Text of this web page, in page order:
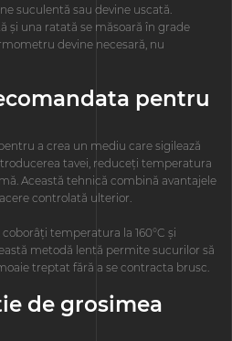
suculentă sau devine uscată.
și una ratată se măsoară în grade
devine necesară, nu
pentru
a crea un mediu care sigilează
tavei, reduceți temperatura
Această tehnică combină avantajele
controlată ulterior.
temperatura la 160°C și
metodă lentă permite sucurilor să
treptat fără a se contracta brusc.
de grosimea